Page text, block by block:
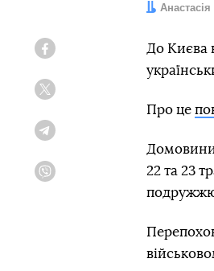
Автор:
До Києва
Про це
Домовини
22 та 23